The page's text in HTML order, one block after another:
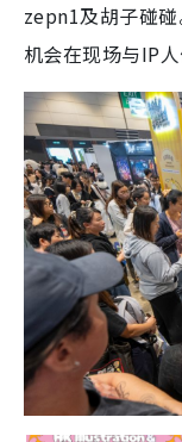
zepn1及胡子碰
机会在现场与IP